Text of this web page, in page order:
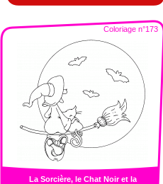
Coloriage n°173
La Sorcière, le Chat Noir et la